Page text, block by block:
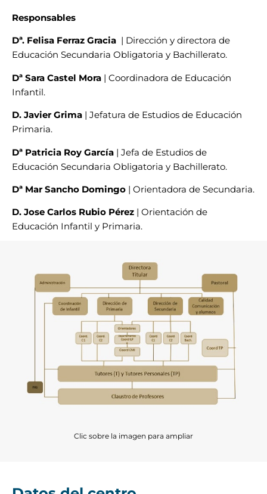
Responsables
Dª. Felisa Ferraz Gracia | Dirección y directora de
Educación Secundaria Obligatoria y Bachillerato.
Dª Sara Castel Mora | Coordinadora de Educación
Infantil.
D. Javier Grima | Jefatura de Estudios de Educación
Primaria.
Dª Patricia Roy García | Jefa de Estudios de
Educación Secundaria Obligatoria y Bachillerato.
Dª Mar Sancho Domingo | Orientadora de Secundaria.
D. Jose Carlos Rubio Pérez | Orientación de
Educación Infantil y Primaria.
Clic sobre la imagen para ampliar